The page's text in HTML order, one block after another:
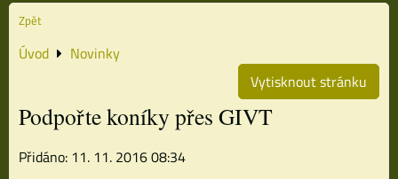
Zpět
Úvod
Novinky
Vytisknout stránku
Podpořte koníky přes GIVT
Přidáno: 11. 11. 2016 08:34